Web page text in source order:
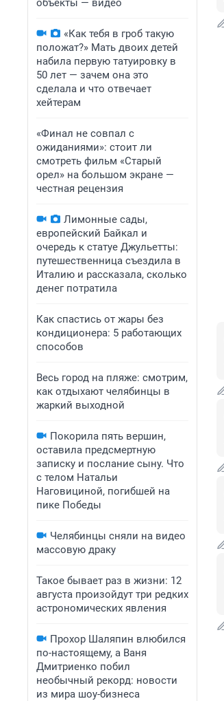
объекты — видео
«Как тебя в гроб такую
положат?» Мать двоих детей
набила первую татуировку в
50 лет — зачем она это
сделала и что отвечает
хейтерам
«Финал не совпал с
ожиданиями»: стоит ли
смотреть фильм «Старый
орел» на большом экране —
честная рецензия
Лимонные сады,
европейский Байкал и
очередь к статуе Джульетты:
путешественница съездила в
Италию и рассказала, сколько
денег потратила
Как спастись от жары без
кондиционера: 5 работающих
способов
Весь город на пляже: смотрим,
как отдыхают челябинцы в
жаркий выходной
Покорила пять вершин,
оставила предсмертную
записку и послание сыну. Что
с телом Натальи
Наговициной, погибшей на
пике Победы
Челябинцы сняли на видео
массовую драку
Такое бывает раз в жизни: 12
августа произойдут три редких
астрономических явления
Прохор Шаляпин влюбился
по-настоящему, а Ваня
Дмитриенко побил
необычный рекорд: новости
из мира шоу-бизнеса